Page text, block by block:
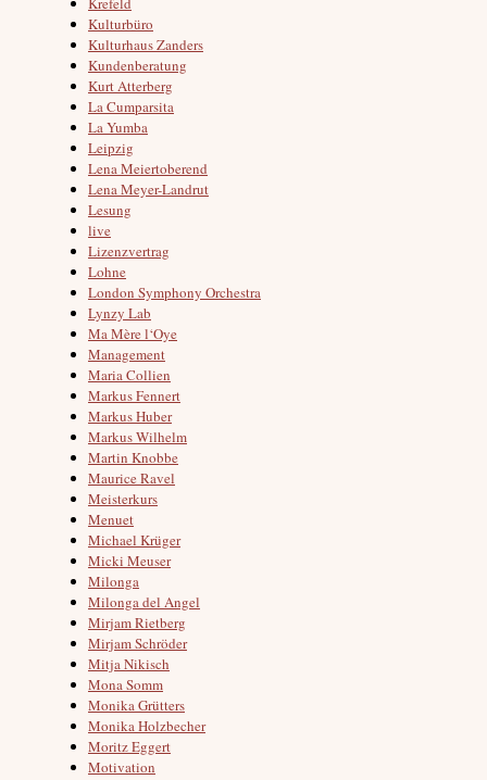
Kulturbüro
Kulturhaus Zanders
Kundenberatung
Kurt Atterberg
La Cumparsita
La Yumba
Leipzig
Lena Meiertoberend
Lena Meyer-Landrut
Lesung
live
Lizenzvertrag
Lohne
London Symphony Orchestra
Lynzy Lab
Ma Mère l‘Oye
Management
Maria Collien
Markus Fennert
Markus Huber
Markus Wilhelm
Martin Knobbe
Maurice Ravel
Meisterkurs
Menuet
Michael Krüger
Micki Meuser
Milonga
Milonga del Angel
Mirjam Rietberg
Mirjam Schröder
Mitja Nikisch
Mona Somm
Monika Grütters
Monika Holzbecher
Moritz Eggert
Motivation